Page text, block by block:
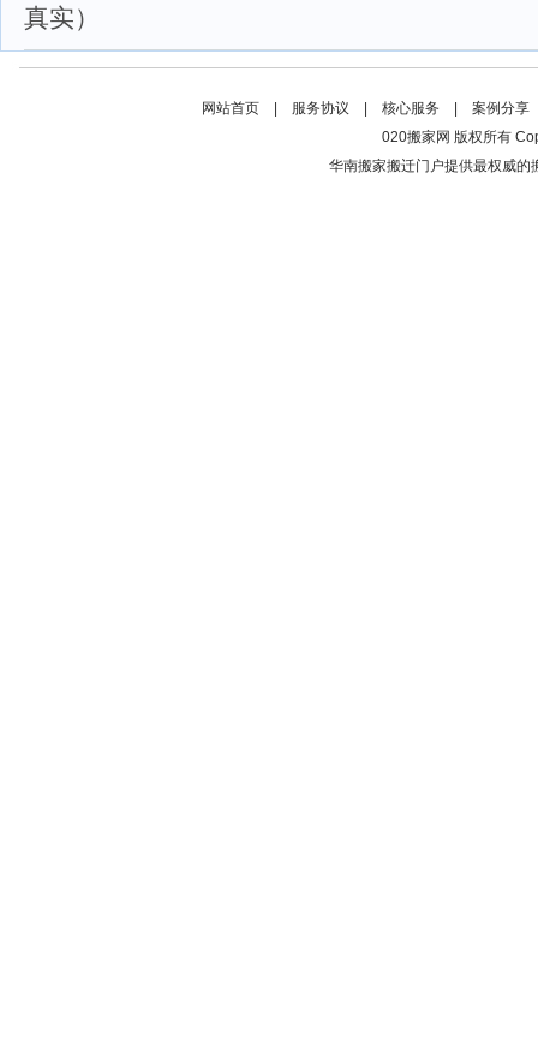
真实）
网站首页 服务协议 核心服务 案例分享
020搬家网 版权所有
华南搬家搬迁门户提供最权威